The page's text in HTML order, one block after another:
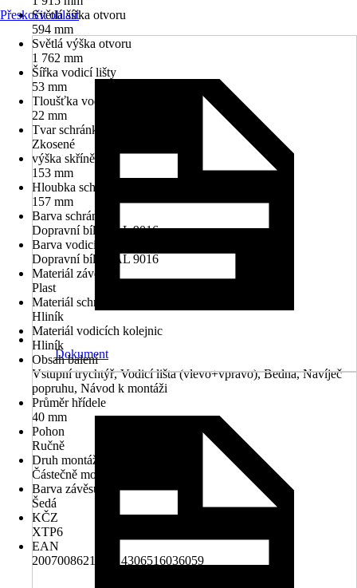
Světlá šířka otvoru
594 mm
Světlá výška otvoru
1 762 mm
Šířka vodicí lišty
53 mm
Tloušťka vodicí lišty
22 mm
Tvar schránky
Zkosené
výška skříně
153 mm
Hloubka schránky
157 mm
Barva schránky
Dopravní bílá RAL 9016
Barva vodicích kolejnic
Dopravní bílá RAL 9016
Materiál závěsu
Plast
Materiál schránky
Hliník
Materiál vodicích kolejnic
Hliník
Obsah balení
Vstupní trychtýř, Vodicí lišta (vlevo+vpravo), Bedna, Navíječ
popruhu, Návod k montáži
Průměr hřídele
40 mm
Pohon
Ručně
Druh montáže
Částečně montované
Barva závěsu
Šedá
KČZ
XTP6
EAN
2007008621471, 4306516036059
Přeskočit oblast
Dokument